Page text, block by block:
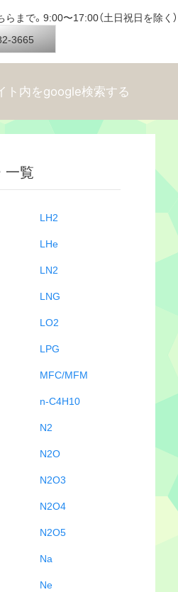
まで。9:00〜17:00（土日祝日を除く）
3665
一覧
LH2
LHe
LN2
LNG
LO2
LPG
MFC/MFM
n-C4H10
N2
N2O
N2O3
N2O4
N2O5
Na
Ne